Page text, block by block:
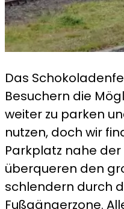
Das
Besuchern die
weiter zu parken
nutzen, doch wir
Parkplatz nahe
überqueren den
schlendern durch
Fußgängerzone.